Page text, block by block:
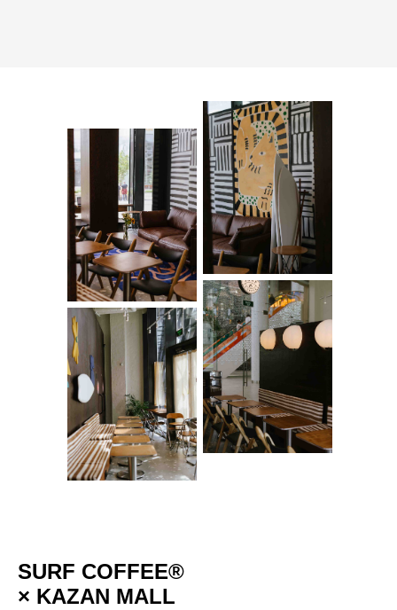
SURF COFFEE®
× KAZAN MALL